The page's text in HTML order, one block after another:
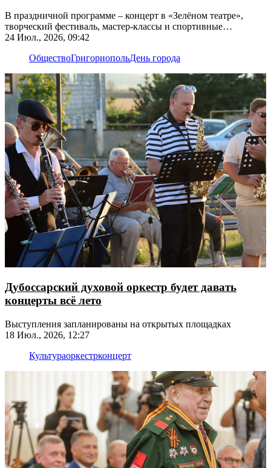
В праздничной программе – концерт в «Зелёном театре»,
творческий фестиваль, мастер-классы и спортивные
соревнования
24 Июл., 2026, 09:42
ОбществоГригориопольДень города
Дубоссарский духовой оркестр будет давать
концерты всё лето
Выступления запланированы на открытых площадках
18 Июл., 2026, 12:27
Культураоркестрконцерт